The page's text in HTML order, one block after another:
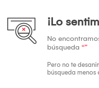
¡Lo
No
búsqueda “”
Pero no te
búsqueda menos